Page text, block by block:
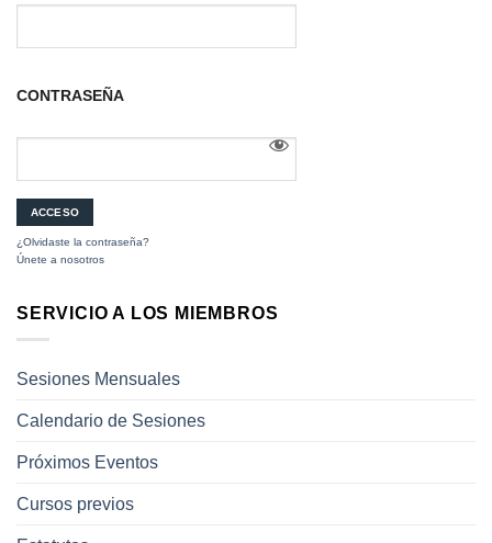
CONTRASEÑA
¿Olvidaste la contraseña?
Únete a nosotros
SERVICIO A LOS MIEMBROS
Sesiones Mensuales
Calendario de Sesiones
Próximos Eventos
Cursos previos